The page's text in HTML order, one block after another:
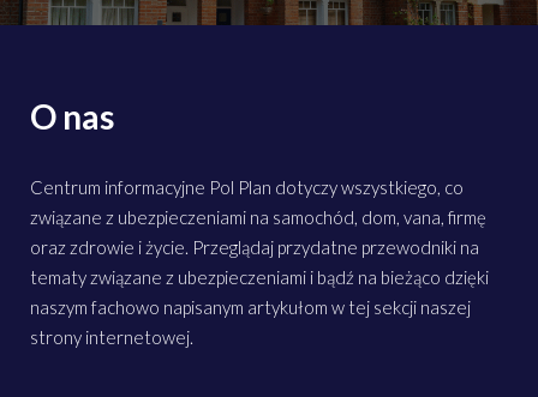
O nas
Centrum informacyjne Pol Plan dotyczy wszystkiego, co
związane z ubezpieczeniami na samochód, dom, vana, firmę
oraz zdrowie i życie. Przeglądaj przydatne przewodniki na
tematy związane z ubezpieczeniami i bądź na bieżąco dzięki
naszym fachowo napisanym artykułom w tej sekcji naszej
strony internetowej.